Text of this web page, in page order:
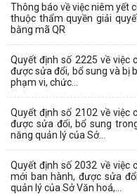
Thông báo về việc niêm yết
thuộc thẩm quyền giải
bằng mã QR
Quyết định số 2225 về việc
được sửa đổi, bổ sung và bị
phạm vi, chức...
Quyết định số 2102 về việc
được sửa đổi, bổ sung
năng quản lý của Sở...
Quyết định số 2032 về việc
mới ban hành, được sửa
quản lý của Sở Văn hoá,...